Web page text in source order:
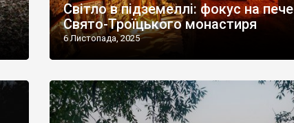
Світло в підземеллі: фокус на
Свято-Троїцького монастиря
6 Листопада, 2025